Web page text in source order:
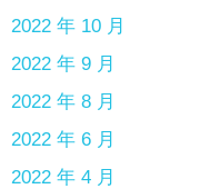
2022 年 10 月
2022 年 9 月
2022 年 8 月
2022 年 6 月
2022 年 4 月